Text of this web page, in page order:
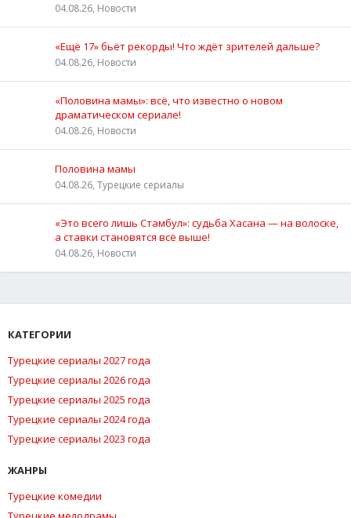
04.08.26, Новости
«Ещё 17» бьёт рекорды! Что ждёт зрителей дальше?
04.08.26, Новости
«Половина мамы»: всё, что известно о новом
драматическом сериале!
04.08.26, Новости
Половина мамы
04.08.26, Турецкие сериалы
«Это всего лишь Стамбул»: судьба Хасана — на волоске,
а ставки становятся всё выше!
04.08.26, Новости
КАТЕГОРИИ
Турецкие сериалы 2027 года
Турецкие сериалы 2026 года
Турецкие сериалы 2025 года
Турецкие сериалы 2024 года
Турецкие сериалы 2023 года
ЖАНРЫ
Турецкие комедии